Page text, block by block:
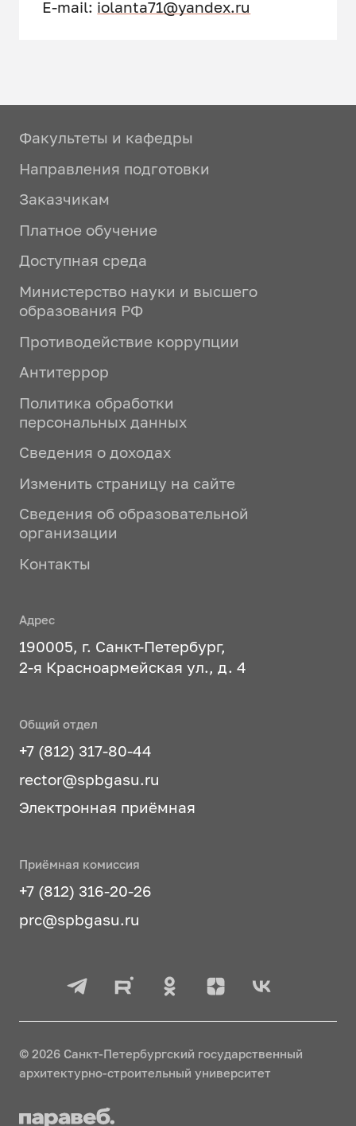
E-mail: iolanta71@yandex.ru
Факультеты и кафедры
Направления подготовки
Заказчикам
Платное обучение
Доступная среда
Министерство науки и высшего
образования РФ
Противодействие коррупции
Антитеррор
Политика обработки
персональных данных
Сведения о доходах
Изменить страницу на сайте
Сведения об образовательной
организации
Контакты
Адрес
190005, г. Санкт-Петербург,
2-я Красноармейская ул., д. 4
Общий отдел
+7 (812) 317-80-44
rector@spbgasu.ru
Электронная приёмная
Приёмная комиссия
+7 (812) 316-20-26
prc@spbgasu.ru
© 2026 Санкт-Петербургский государственный
архитектурно-строительный университет